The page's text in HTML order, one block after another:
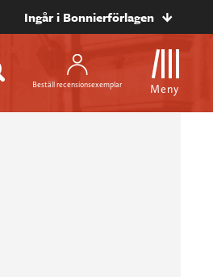
Ingår i Bonnierförlagen
Beställ recensionsexemplar Meny